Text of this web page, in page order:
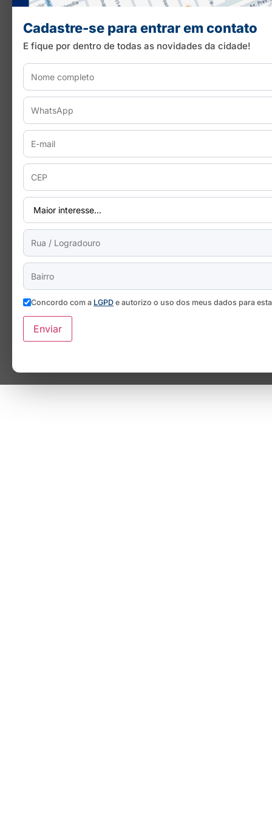
Cadastre-se para entrar em contato
E fique por dentro de todas as novidades da cidade!
Concordo com a LGPD e autorizo o uso dos meus dados para
Enviar